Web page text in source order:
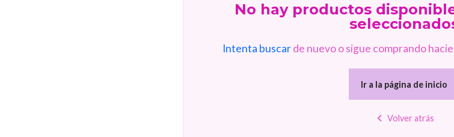
No hay productos
Intenta buscarde nuevo o sigue comprando
Ir a la página de inicio
Volver atrás